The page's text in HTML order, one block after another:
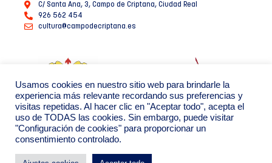
C/ Santa Ana, 3, Campo de Criptana, Ciudad Real
926 562 454
cultura@campodecriptana.es
Ayuntamiento de Campo de Criptana 2022
Política de Privacidad de datos Política de Cookies
Usamos cookies en nuestro sitio web para brindarle la
experiencia más relevante recordando sus preferencias y
visitas repetidas. Al hacer clic en "Aceptar todo", acepta el
uso de TODAS las cookies. Sin embargo, puede visitar
"Configuración de cookies" para proporcionar un
consentimiento controlado.